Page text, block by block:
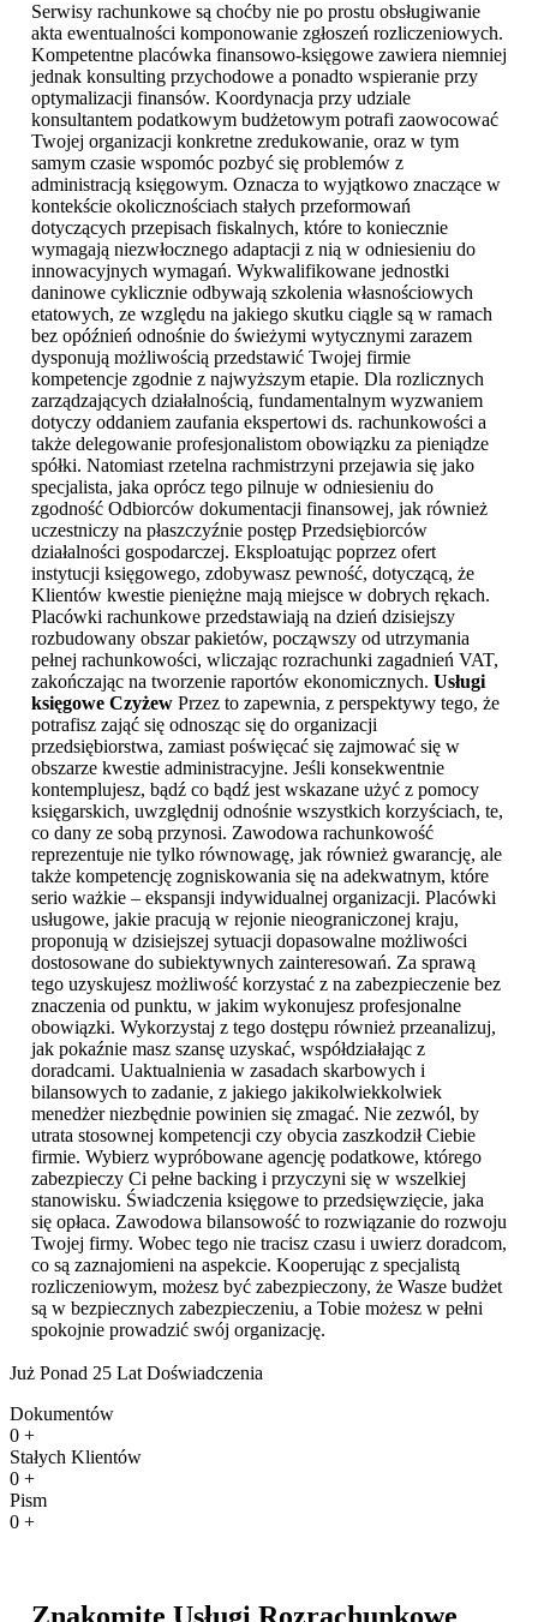
Serwisy rachunkowe są choćby nie po prostu obsługiwanie
akta ewentualności komponowanie zgłoszeń rozliczeniowych.
Kompetentne placówka finansowo-księgowe zawiera niemniej
jednak konsulting przychodowe a ponadto wspieranie przy
optymalizacji finansów. Koordynacja przy udziale
konsultantem podatkowym budżetowym potrafi zaowocować
Twojej organizacji konkretne zredukowanie, oraz w tym
samym czasie wspomóc pozbyć się problemów z
administracją księgowym. Oznacza to wyjątkowo znaczące w
kontekście okolicznościach stałych przeformowań
dotyczących przepisach fiskalnych, które to koniecznie
wymagają niezwłocznego adaptacji z nią w odniesieniu do
innowacyjnych wymagań. Wykwalifikowane jednostki
daninowe cyklicznie odbywają szkolenia własnościowych
etatowych, ze względu na jakiego skutku ciągle są w ramach
bez opóźnień odnośnie do świeżymi wytycznymi zarazem
dysponują możliwością przedstawić Twojej firmie
kompetencje zgodnie z najwyższym etapie. Dla rozlicznych
zarządzających działalnością, fundamentalnym wyzwaniem
dotyczy oddaniem zaufania ekspertowi ds. rachunkowości a
także delegowanie profesjonalistom obowiązku za pieniądze
spółki. Natomiast rzetelna rachmistrzyni przejawia się jako
specjalista, jaka oprócz tego pilnuje w odniesieniu do
zgodność Odbiorców dokumentacji finansowej, jak również
uczestniczy na płaszczyźnie postęp Przedsiębiorców
działalności gospodarczej. Eksploatując poprzez ofert
instytucji księgowego, zdobywasz pewność, dotyczącą, że
Klientów kwestie pieniężne mają miejsce w dobrych rękach.
Placówki rachunkowe przedstawiają na dzień dzisiejszy
rozbudowany obszar pakietów, począwszy od utrzymania
pełnej rachunkowości, wliczając rozrachunki zagadnień VAT,
zakończając na tworzenie raportów ekonomicznych. Usługi
księgowe Czyżew Przez to zapewnia, z perspektywy tego, że
potrafisz zająć się odnosząc się do organizacji
przedsiębiorstwa, zamiast poświęcać się zajmować się w
obszarze kwestie administracyjne. Jeśli konsekwentnie
kontemplujesz, bądź co bądź jest wskazane użyć z pomocy
księgarskich, uwzględnij odnośnie wszystkich korzyściach, te,
co dany ze sobą przynosi. Zawodowa rachunkowość
reprezentuje nie tylko równowagę, jak również gwarancję, ale
także kompetencję zogniskowania się na adekwatnym, które
serio ważkie – ekspansji indywidualnej organizacji. Placówki
usługowe, jakie pracują w rejonie nieograniczonej kraju,
proponują w dzisiejszej sytuacji dopasowalne możliwości
dostosowane do subiektywnych zainteresowań. Za sprawą
tego uzyskujesz możliwość korzystać z na zabezpieczenie bez
znaczenia od punktu, w jakim wykonujesz profesjonalne
obowiązki. Wykorzystaj z tego dostępu również przeanalizuj,
jak pokaźnie masz szansę uzyskać, współdziałając z
doradcami. Uaktualnienia w zasadach skarbowych i
bilansowych to zadanie, z jakiego jakikolwiekkolwiek
menedżer niezbędnie powinien się zmagać. Nie zezwól, by
utrata stosownej kompetencji czy obycia zaszkodził Ciebie
firmie. Wybierz wypróbowane agencję podatkowe, którego
zabezpieczy Ci pełne backing i przyczyni się w wszelkiej
stanowisku. Świadczenia księgowe to przedsięwzięcie, jaka
się opłaca. Zawodowa bilansowość to rozwiązanie do rozwoju
Twojej firmy. Wobec tego nie tracisz czasu i uwierz doradcom,
co są zaznajomieni na aspekcie. Kooperując z specjalistą
rozliczeniowym, możesz być zabezpieczony, że Wasze budżet
są w bezpiecznych zabezpieczeniu, a Tobie możesz w pełni
spokojnie prowadzić swój organizację.
Już Ponad 25 Lat Doświadczenia
Dokumentów
0 +
Stałych Klientów
0 +
Pism
0 +